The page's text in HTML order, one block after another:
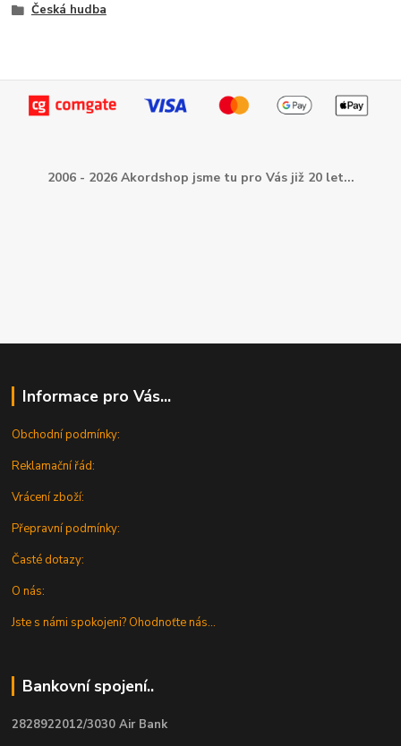
Česká hudba
2006 - 2026 Akordshop jsme tu pro Vás již 20 let...
Informace pro Vás...
Obchodní podmínky:
Reklamační řád:
Vrácení zboží:
Přepravní podmínky:
Časté dotazy:
O nás:
Jste s námi spokojeni? Ohodnoťte nás...
Bankovní spojení..
2828922012/3030 Air Bank